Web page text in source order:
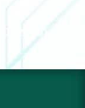
01:25,851